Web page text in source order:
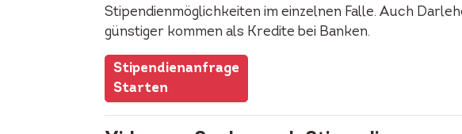
Stipendienmöglichkeiten im einzelnen Falle. Auch
günstiger kommen als Kredite bei Banken.
Stipendienanfrage
Starten